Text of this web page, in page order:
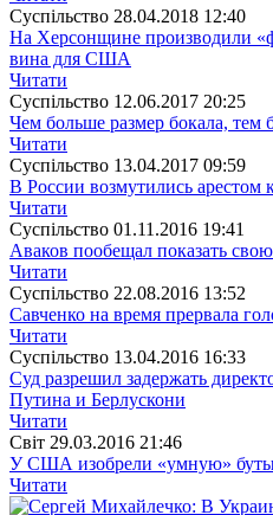
Суспiльство 28.04.2018 12:40
На Херсонщине производили
вина для США
Читати
Суспiльство 12.06.2017 20:25
Чем больше размер бокала, тем
Читати
Суспiльство 13.04.2017 09:59
В России возмутились арестом
Читати
Суспiльство 01.11.2016 19:41
Аваков пообещал показать
Читати
Суспiльство 22.08.2016 13:52
Савченко на время прервала
Читати
Суспiльство 13.04.2016 16:33
Суд разрешил задержать
Путина и Берлускони
Читати
Свiт 29.03.2016 21:46
У США изобрели «умную»
Читати